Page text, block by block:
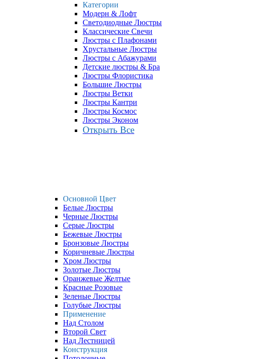
Категории
Модерн & Лофт
Светодиодные Люстры
Классические Свечи
Люстры с Плафонами
Хрустальные Люстры
Люстры с Абажурами
Детские люстры & Бра
Люстры Флористика
Большие Люстры
Люстры Ветки
Люстры Кантри
Люстры Космос
Люстры Эконом
Открыть Все
Основной Цвет
Белые Люстры
Черные Люстры
Серые Люстры
Бежевые Люстры
Бронзовые Люстры
Коричневые Люстры
Хром Люстры
Золотые Люстры
Оранжевые Желтые
Красные Розовые
Зеленые Люстры
Голубые Люстры
Применение
Над Столом
Второй Свет
Над Лестницей
Конструкция